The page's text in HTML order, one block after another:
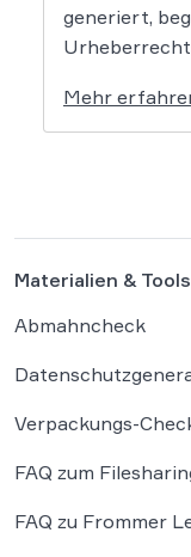
generiert,
dass bloße
und eine KI-
Mehr
Materialien & Tools
Abmahncheck
Verpackungs-
FAQ zum
FAQ zu Frommer